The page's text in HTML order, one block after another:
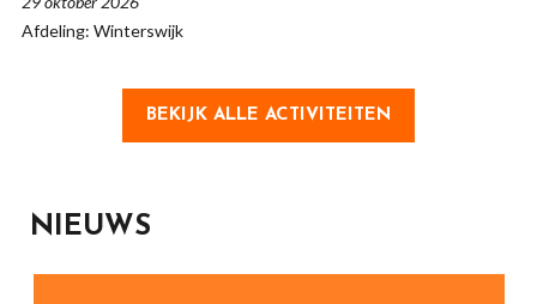
Afdeling: Winterswijk
BEKIJK ALLE ACTIVITEITEN
NIEUWS